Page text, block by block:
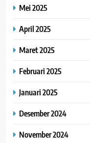
Mei 2025
April 2025
Maret 2025
Februari 2025
Januari 2025
Desember 2024
November 2024